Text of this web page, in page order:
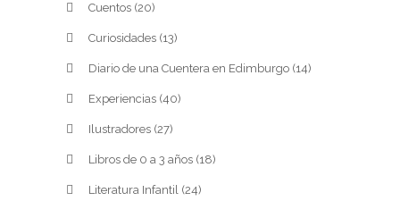
Cuentos (20)
Curiosidades (13)
Diario de una Cuentera en Edimburgo (14)
Experiencias (40)
Ilustradores (27)
Libros de 0 a 3 años (18)
Literatura Infantil (24)